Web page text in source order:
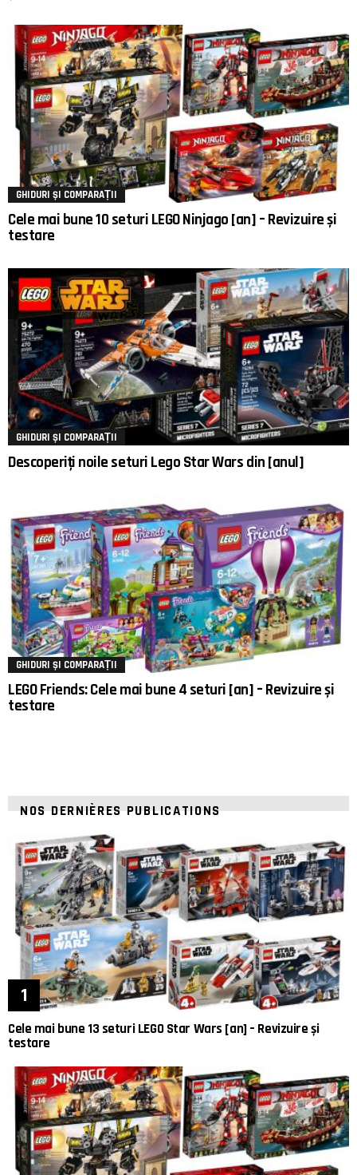
GHIDURI ȘI COMPARAȚII
Cele mai bune 10 seturi LEGO Ninjago [an] – Revizuire și
testare
GHIDURI ȘI COMPARAȚII
Descoperiți noile seturi Lego Star Wars din [anul]
GHIDURI ȘI COMPARAȚII
LEGO Friends: Cele mai bune 4 seturi [an] – Revizuire și
testare
NOS DERNIÈRES PUBLICATIONS
Cele mai bune 13 seturi LEGO Star Wars [an] – Revizuire și
testare